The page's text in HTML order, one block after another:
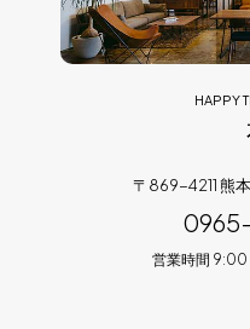
HAPPY
〒869-4211 熊
営業時間 9:00